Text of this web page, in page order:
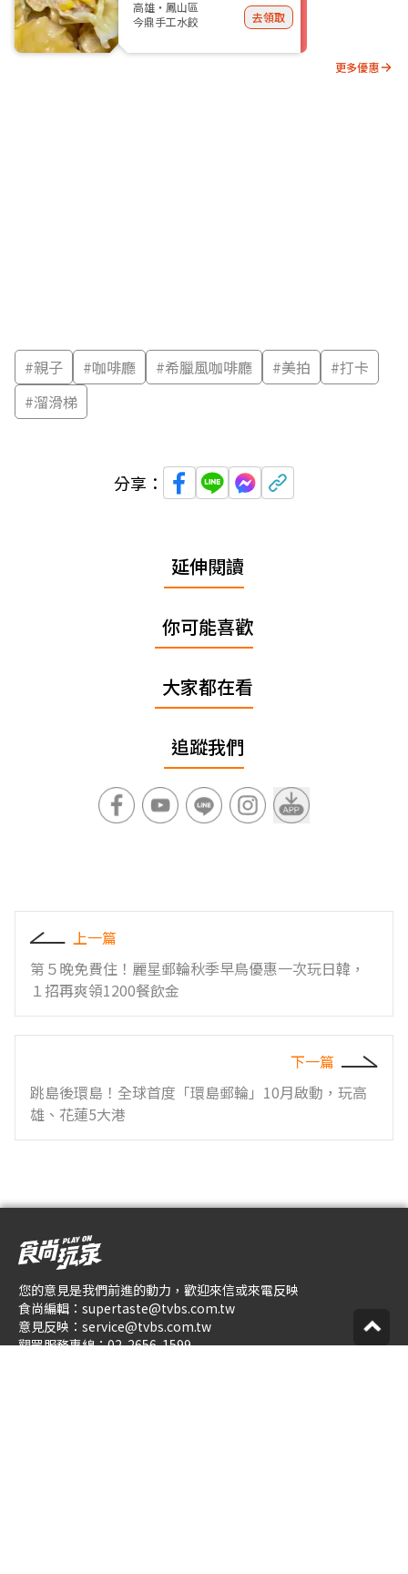
高雄・鳳山區
今鼎手工水餃
去領取
更多優惠
#親子 #咖啡廳 #希臘風咖啡廳 #美拍 #打卡
#溜滑梯
分享：
延伸閱讀
你可能喜歡
大家都在看
追蹤我們
上一篇
第５晚免費住！麗星郵輪秋季早鳥優惠一次玩日韓，
１招再爽領1200餐飲金
下一篇
跳島後環島！全球首度「環島郵輪」10月啟動，玩高
雄、花蓮5大港
您的意見是我們前進的動力，歡迎來信或來電反映
食尚編輯： supertaste@tvbs.com.tw
意見反映： service@tvbs.com.tw
觀眾服務專線：02-2656-1599